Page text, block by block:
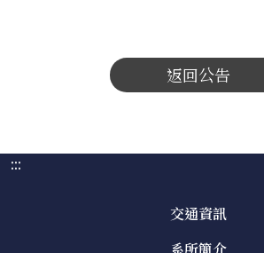
返回公告
:::
交通資訊
系所簡介